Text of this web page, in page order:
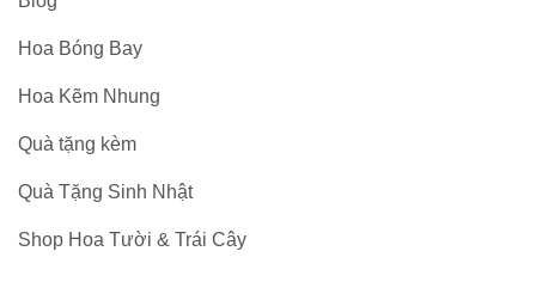
Hoa Bóng Bay
Hoa Kẽm Nhung
Quà tặng kèm
Quà Tặng Sinh Nhật
Shop Hoa Tười & Trái Cây